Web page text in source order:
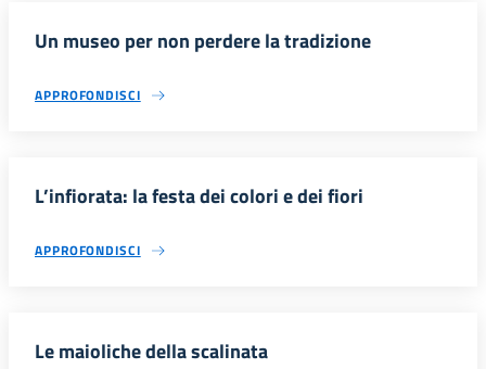
Un museo per non perdere la tradizione
APPROFONDISCI
L’infiorata: la festa dei colori e dei fiori
APPROFONDISCI
Le maioliche della scalinata